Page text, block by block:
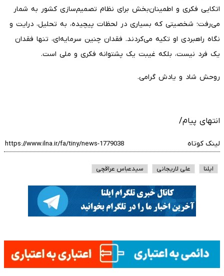
اتکایی فکری و اطمینان‌بخش برای نظام تصمیم‌سازی کشور به شمار
می‌رفت؛ شخصیتی که بسیاری در لحظات پیچیده، به تحلیل، درایت و
نگاه راهبردی او تکیه می‌کردند. فقدان چنین سرمایه‌ای، تنها فقدان
یک فرد نیست، بلکه غیبت یک پشتوانه فکری و ملی است.
روحش شاد و یادش گرامی.
انتهای پیام/
لینک کوتاه
ایلنا علی لاریجانی سیدعباس عراقچی